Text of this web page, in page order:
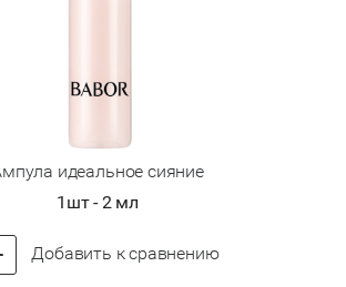
идеальное сияние
1шт - 2 мл
Добавить к сравнению